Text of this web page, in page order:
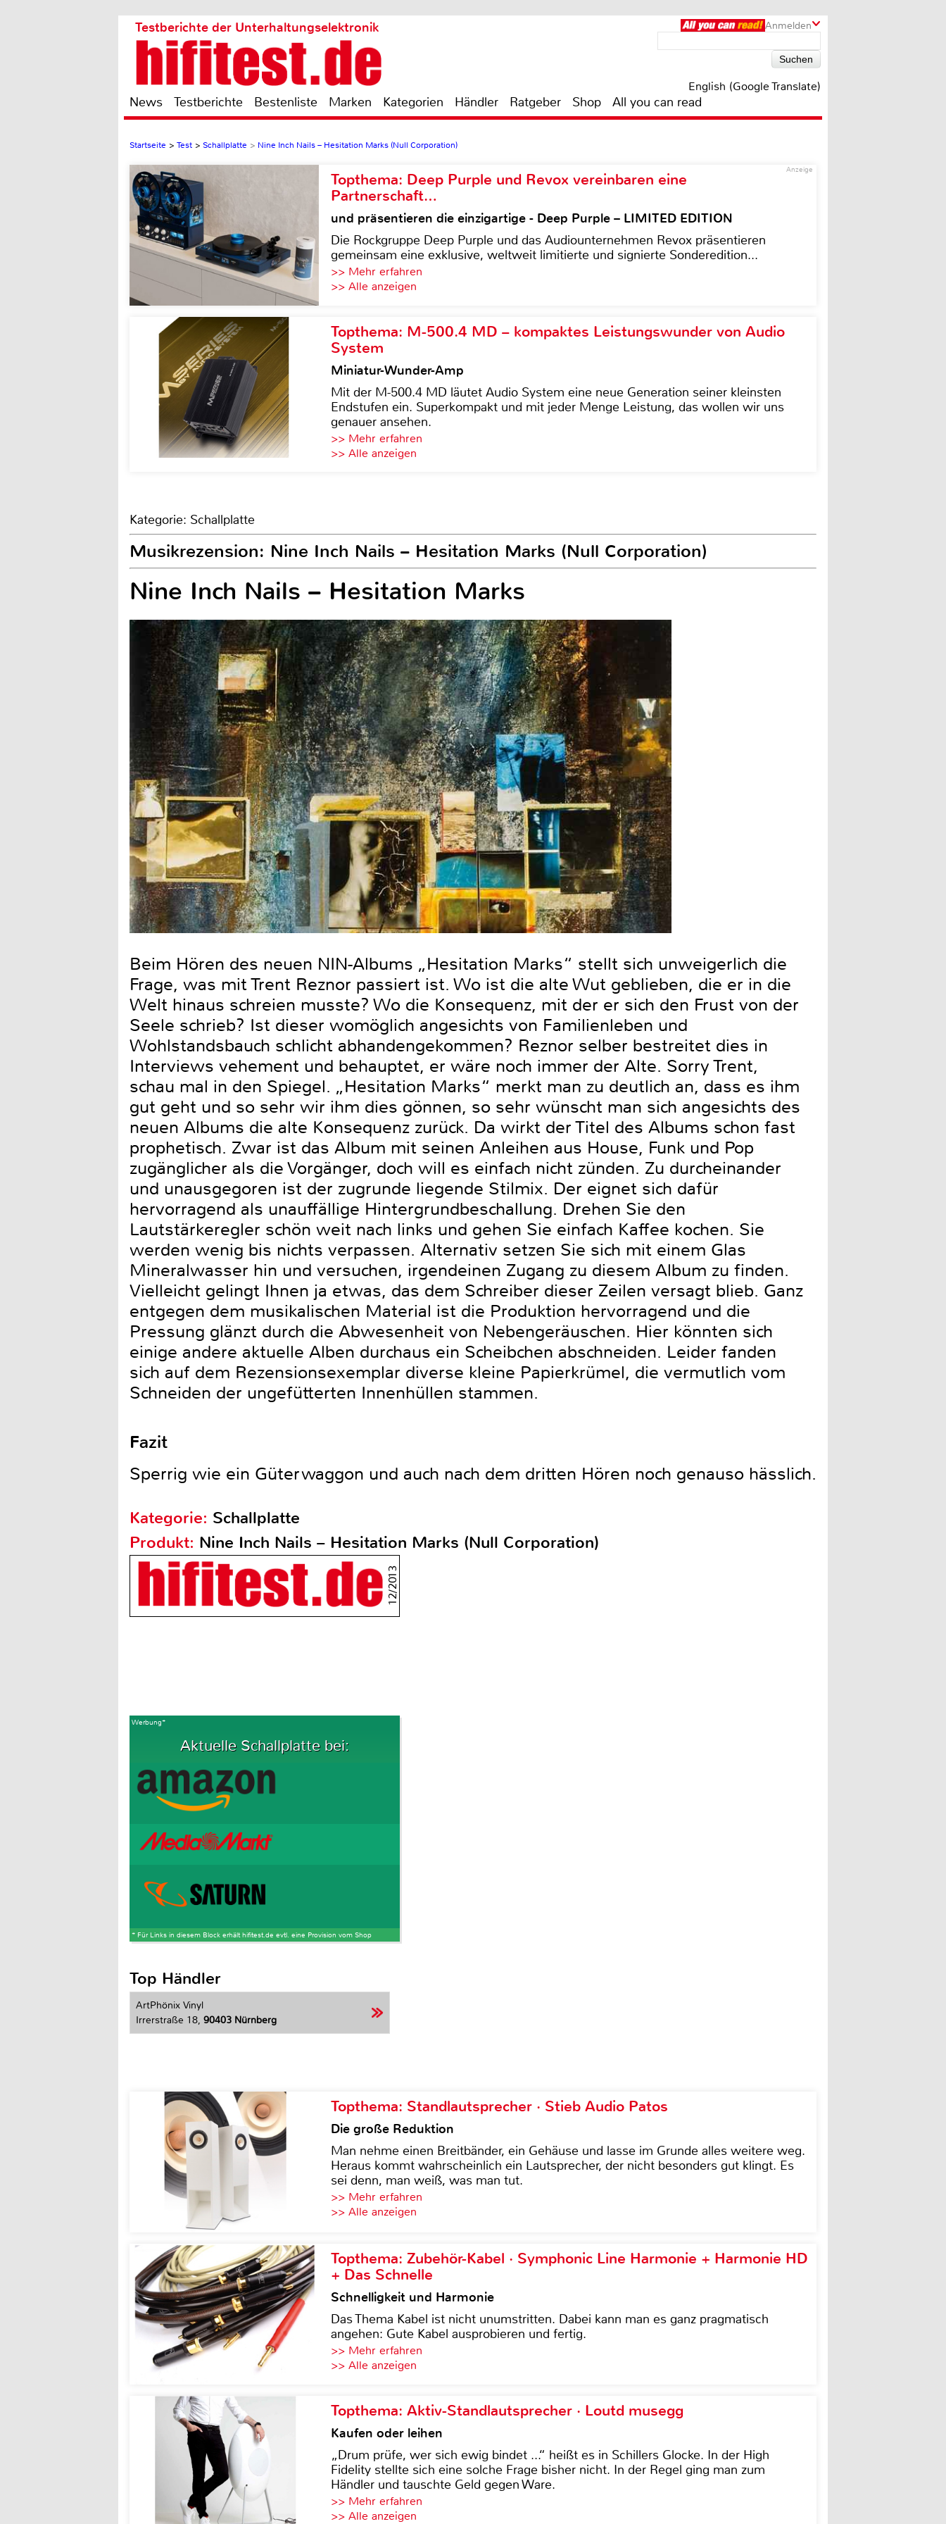
Anmelden
Testberichte der Unterhaltungselektronik
English (Google Translate)
News Testberichte Bestenliste Marken Kategorien Händler Ratgeber Shop All you can read
Startseite > Test > Schallplatte > Nine Inch Nails – Hesitation Marks (Null Corporation)
Anzeige
Topthema: Deep Purple und Revox vereinbaren eine
Partnerschaft…
und präsentieren die einzigartige - Deep Purple – LIMITED EDITION
Die Rockgruppe Deep Purple und das Audiounternehmen Revox präsentieren
gemeinsam eine exklusive, weltweit limitierte und signierte Sonderedition...
>> Mehr erfahren
>> Alle anzeigen
Topthema: M-500.4 MD – kompaktes Leistungswunder von Audio
System
Miniatur-Wunder-Amp
Mit der M-500.4 MD läutet Audio System eine neue Generation seiner kleinsten
Endstufen ein. Superkompakt und mit jeder Menge Leistung, das wollen wir uns
genauer ansehen.
>> Mehr erfahren
>> Alle anzeigen
Kategorie: Schallplatte
Musikrezension: Nine Inch Nails – Hesitation Marks (Null Corporation)
Nine Inch Nails – Hesitation Marks
Beim Hören des neuen NIN-Albums „Hesitation Marks“ stellt sich unweigerlich die
Frage, was mit Trent Reznor passiert ist. Wo ist die alte Wut geblieben, die er in die
Welt hinaus schreien musste? Wo die Konsequenz, mit der er sich den Frust von der
Seele schrieb? Ist dieser womöglich angesichts von Familienleben und
Wohlstandsbauch schlicht abhandengekommen? Reznor selber bestreitet dies in
Interviews vehement und behauptet, er wäre noch immer der Alte. Sorry Trent,
schau mal in den Spiegel. „Hesitation Marks“ merkt man zu deutlich an, dass es ihm
gut geht und so sehr wir ihm dies gönnen, so sehr wünscht man sich angesichts des
neuen Albums die alte Konsequenz zurück. Da wirkt der Titel des Albums schon fast
prophetisch. Zwar ist das Album mit seinen Anleihen aus House, Funk und Pop
zugänglicher als die Vorgänger, doch will es einfach nicht zünden. Zu durcheinander
und unausgegoren ist der zugrunde liegende Stilmix. Der eignet sich dafür
hervorragend als unauffällige Hintergrundbeschallung. Drehen Sie den
Lautstärkeregler schön weit nach links und gehen Sie einfach Kaffee kochen. Sie
werden wenig bis nichts verpassen. Alternativ setzen Sie sich mit einem Glas
Mineralwasser hin und versuchen, irgendeinen Zugang zu diesem Album zu finden.
Vielleicht gelingt Ihnen ja etwas, das dem Schreiber dieser Zeilen versagt blieb. Ganz
entgegen dem musikalischen Material ist die Produktion hervorragend und die
Pressung glänzt durch die Abwesenheit von Nebengeräuschen. Hier könnten sich
einige andere aktuelle Alben durchaus ein Scheibchen abschneiden. Leider fanden
sich auf dem Rezensionsexemplar diverse kleine Papierkrümel, die vermutlich vom
Schneiden der ungefütterten Innenhüllen stammen.
Fazit
Sperrig wie ein Güterwaggon und auch nach dem dritten Hören noch genauso hässlich.
Kategorie: Schallplatte
Produkt: Nine Inch Nails – Hesitation Marks (Null Corporation)
12/2013
Werbung*
Aktuelle Schallplatte bei:
* Für Links in diesem Block erhält hifitest.de evtl. eine Provision vom Shop
Top Händler
ArtPhönix Vinyl
Irrerstraße 18, 90403 Nürnberg
Topthema: Standlautsprecher · Stieb Audio Patos
Die große Reduktion
Man nehme einen Breitbänder, ein Gehäuse und lasse im Grunde alles weitere weg.
Heraus kommt wahrscheinlich ein Lautsprecher, der nicht besonders gut klingt. Es
sei denn, man weiß, was man tut.
>> Mehr erfahren
>> Alle anzeigen
Topthema: Zubehör-Kabel · Symphonic Line Harmonie + Harmonie HD
+ Das Schnelle
Schnelligkeit und Harmonie
Das Thema Kabel ist nicht unumstritten. Dabei kann man es ganz pragmatisch
angehen: Gute Kabel ausprobieren und fertig.
>> Mehr erfahren
>> Alle anzeigen
Topthema: Aktiv-Standlautsprecher · Loutd musegg
Kaufen oder leihen
„Drum prüfe, wer sich ewig bindet ...“ heißt es in Schillers Glocke. In der High
Fidelity stellte sich eine solche Frage bisher nicht. In der Regel ging man zum
Händler und tauschte Geld gegen Ware.
>> Mehr erfahren
>> Alle anzeigen